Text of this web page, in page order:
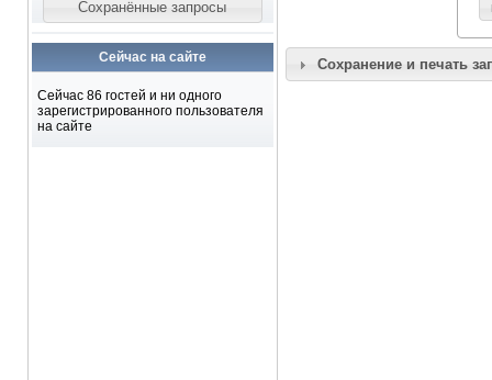
Сейчас на сайте
Сейчас 86 гостей и ни одного
зарегистрированного пользователя
на сайте
Сохранение и печать